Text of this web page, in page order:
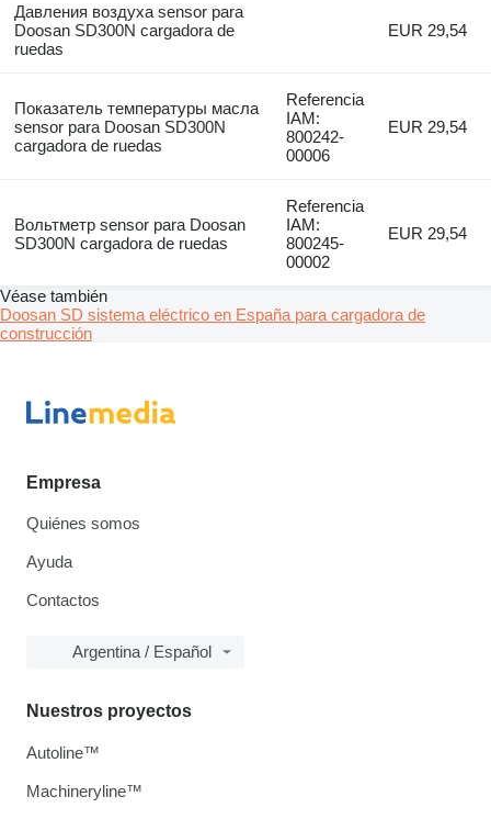
Давления воздуха sensor para
Doosan SD300N cargadora de
ruedas
EUR 29,54
Показатель температуры масла
sensor para Doosan SD300N
cargadora de ruedas
Referencia
IAM:
800242-
00006
EUR 29,54
Вольтметр sensor para Doosan
SD300N cargadora de ruedas
Referencia
IAM:
800245-
00002
EUR 29,54
Véase también
Doosan SD sistema eléctrico en España para cargadora de
construcción
Empresa
Quiénes somos
Ayuda
Contactos
Argentina / Español
Nuestros proyectos
Autoline™
Machineryline™